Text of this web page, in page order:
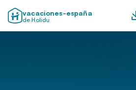
vacaciones-españa
de Holidu